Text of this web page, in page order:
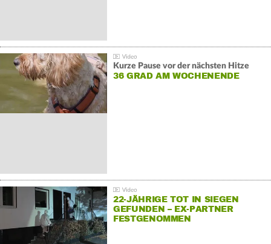
Kurze Pause vor der nächsten Hitze
36 GRAD AM WOCHENENDE
22-JÄHRIGE TOT IN SIEGEN
GEFUNDEN – EX-PARTNER
FESTGENOMMEN